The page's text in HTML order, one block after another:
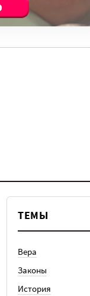
ТЕМЫ
Вера
Законы
История